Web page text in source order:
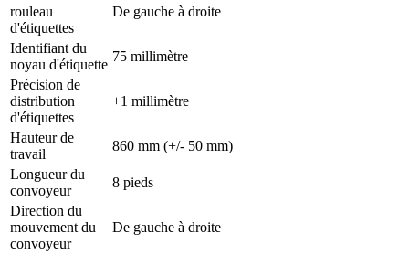
rouleau
d'étiquettes
De gauche à droite
Identifiant du
noyau d'étiquette
75 millimètre
Précision de
distribution
d'étiquettes
+1 millimètre
Hauteur de
travail
860 mm (+/- 50 mm)
Longueur du
convoyeur
8 pieds
Direction du
mouvement du
convoyeur
De gauche à droite